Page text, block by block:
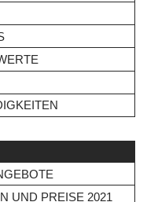
UND PREISE 2021